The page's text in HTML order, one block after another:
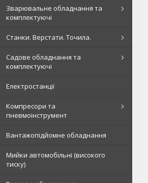
Зварювальне обладнання та
комплектуючі
Станки. Верстати. Точила.
Садове обладнання та
комплектуючі
Електростанції
Компресори та
пневмоінструмент
Вантажопідйомне обладнання
Мийки автомобільні (високого
тиску)